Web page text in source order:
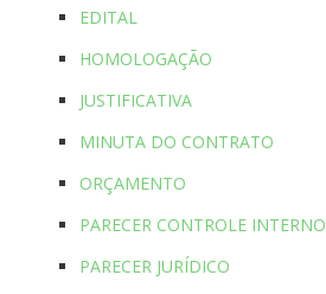
EDITAL
HOMOLOGAÇÃO
JUSTIFICATIVA
MINUTA DO CONTRATO
ORÇAMENTO
PARECER CONTROLE INTERNO
PARECER JURÍDICO